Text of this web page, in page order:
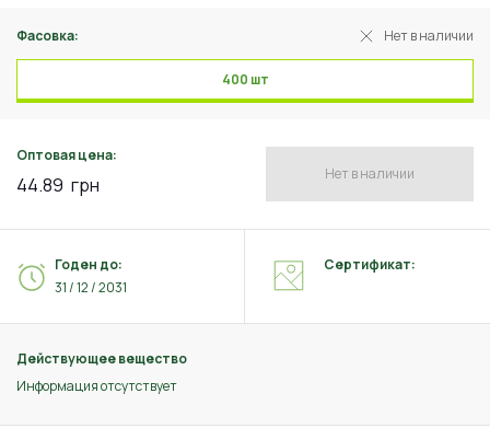
Фасовка: Нет в наличии
400 шт
Оптовая цена:
44.89 грн Нет в наличии
Действующее вещество
Информация отсутствует
Годен до:
31 / 12 / 2031
Сертификат: